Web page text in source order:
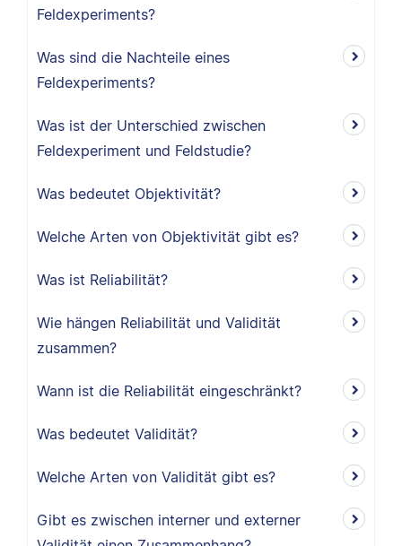
Feldexperiments?
Was sind die Nachteile eines
Feldexperiments?
Was ist der Unterschied zwischen
Feldexperiment und Feldstudie?
Was bedeutet Objektivität?
Welche Arten von Objektivität gibt es?
Was ist Reliabilität?
Wie hängen Reliabilität und Validität
zusammen?
Wann ist die Reliabilität eingeschränkt?
Was bedeutet Validität?
Welche Arten von Validität gibt es?
Gibt es zwischen interner und externer